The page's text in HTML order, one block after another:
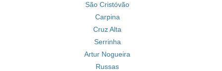
São Cristóvão
Carpina
Cruz Alta
Serrinha
Artur Nogueira
Russas